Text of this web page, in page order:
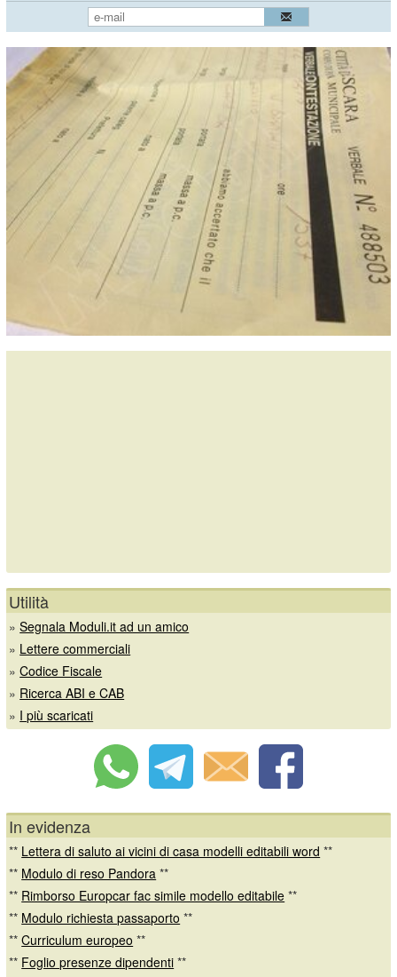
Utilità
»Segnala Moduli.it ad un amico
» Lettere commerciali
»Codice Fiscale
» Ricerca ABI e CAB
» I più scaricati
In evidenza
** Lettera di saluto ai vicini di casa modelli editabili word **
** Modulo di reso Pandora **
** Rimborso Europcar fac simile modello editabile **
** Modulo richiesta passaporto **
**Curriculum europeo **
** Foglio presenze dipendenti **